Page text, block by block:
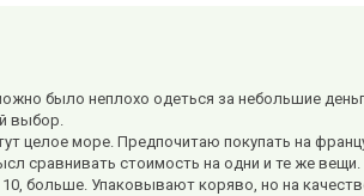
было неплохо одеться за небольшие
выбор.
целое море. Предпочитаю покупать на
сравнивать стоимость на одни и те же вещи.
больше. Упаковывают коряво, но на